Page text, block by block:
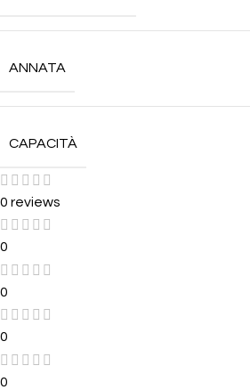
ANNATA
CAPACITÀ
0 reviews
0
0
0
0